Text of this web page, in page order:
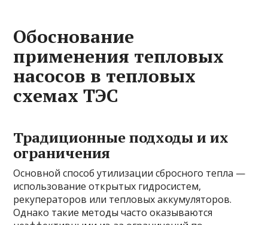
Обоснование
применения тепловых
насосов в тепловых
схемах ТЭС
Традиционные подходы и их
ограничения
Основной способ утилизации сбросного тепла —
использование открытых гидросистем,
рекуператоров или тепловых аккумуляторов.
Однако такие методы часто оказываются